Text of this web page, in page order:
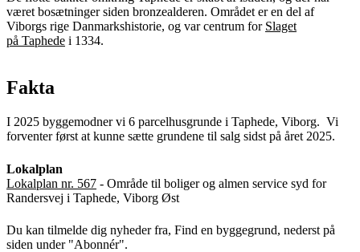
været bosætninger siden bronzealderen. Området er en del af
Viborgs rige Danmarkshistorie, og var centrum for Slaget
på Taphede i 1334.
Fakta
I 2025 byggemodner vi 6 parcelhusgrunde i Taphede, Viborg. Vi
forventer først at kunne sætte grundene til salg sidst på året 2025.
Lokalplan
Lokalplan nr. 567 - Område til boliger og almen service syd for
Randersvej i Taphede, Viborg Øst
Du kan tilmelde dig nyheder fra, Find en byggegrund, nederst på
siden under "Abonnér".